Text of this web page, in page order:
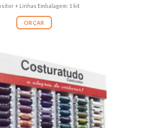
+ Linhas Embalagem: 1 kit
ORÇAR